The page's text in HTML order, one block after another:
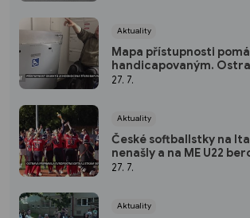
Aktuality
Mapa přístupnosti
handicapovaným.
podle 3 barev
27. 7.
Aktuality
České softballstky na
nenašly a na ME U22
27. 7.
Aktuality